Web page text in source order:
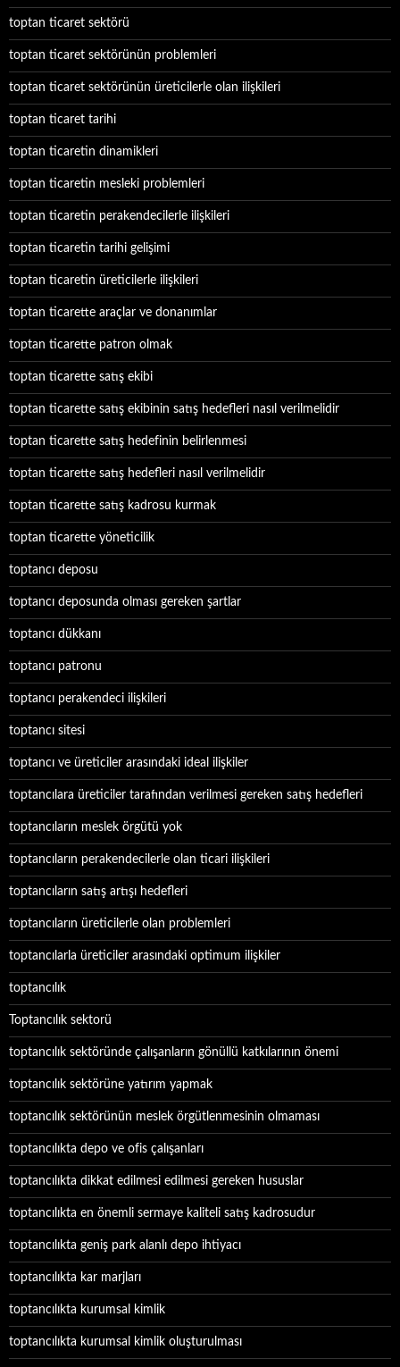
toptan ticaret sektörü
toptan ticaret sektörünün problemleri
toptan ticaret sektörünün üreticilerle olan ilişkileri
toptan ticaret tarihi
toptan ticaretin dinamikleri
toptan ticaretin mesleki problemleri
toptan ticaretin perakendecilerle ilişkileri
toptan ticaretin tarihi gelişimi
toptan ticaretin üreticilerle ilişkileri
toptan ticarette araçlar ve donanımlar
toptan ticarette patron olmak
toptan ticarette satış ekibi
toptan ticarette satış ekibinin satış hedefleri nasıl verilmelidir
toptan ticarette satış hedefinin belirlenmesi
toptan ticarette satış hedefleri nasıl verilmelidir
toptan ticarette satış kadrosu kurmak
toptan ticarette yöneticilik
toptancı deposu
toptancı deposunda olması gereken şartlar
toptancı dükkanı
toptancı patronu
toptancı perakendeci ilişkileri
toptancı sitesi
toptancı ve üreticiler arasındaki ideal ilişkiler
toptancılara üreticiler tarafından verilmesi gereken satış hedefleri
toptancıların meslek örgütü yok
toptancıların perakendecilerle olan ticari ilişkileri
toptancıların satış artışı hedefleri
toptancıların üreticilerle olan problemleri
toptancılarla üreticiler arasındaki optimum ilişkiler
toptancılık
Toptancılık sektorü
toptancılık sektöründe çalışanların gönüllü katkılarının önemi
toptancılık sektörüne yatırım yapmak
toptancılık sektörünün meslek örgütlenmesinin olmaması
toptancılıkta depo ve ofis çalışanları
toptancılıkta dikkat edilmesi edilmesi gereken hususlar
toptancılıkta en önemli sermaye kaliteli satış kadrosudur
toptancılıkta geniş park alanlı depo ihtiyacı
toptancılıkta kar marjları
toptancılıkta kurumsal kimlik
toptancılıkta kurumsal kimlik oluşturulması